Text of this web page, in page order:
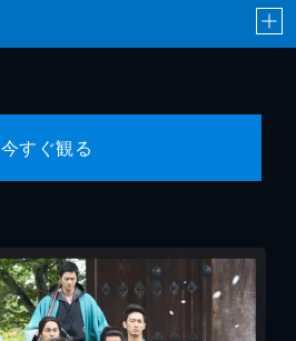
今すぐ観る